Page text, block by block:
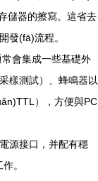
儲器的擦寫。這省去
發(fā)流程。
會集成一些基礎外
樣測試）、蜂鳴器以
），方便與PC
源接口，并配有穩
。